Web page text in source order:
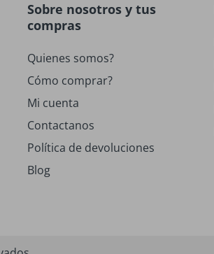
Sobre nosotros y tus
compras
Quienes somos?
Cómo comprar?
Mi cuenta
Contactanos
Política de devoluciones
Blog